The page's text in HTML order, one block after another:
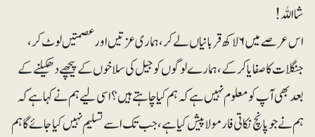
شا اللہ !
اس عرصے میں ۶ لاکھ قربانیاں لے کر، ہماری عزتیں اور عصمتیں لوٹ کر ،
جنگلات کا صفایا کر کے، ہمارے لوگوں کو جیل کی سلاخوں کے پیچھے دھکیلنے کے
بعد بھی آپ کو معلوم نہیں ہے کہ ہم کیا چاہتے ہیں؟ اسی لیے ہم نے کہا ہے کہ
ہم نے جو پانچ نکاتی فارمولا پیش کیا ہے، جب تک اسے تسلیم نہیں کیا جائے گا ہم